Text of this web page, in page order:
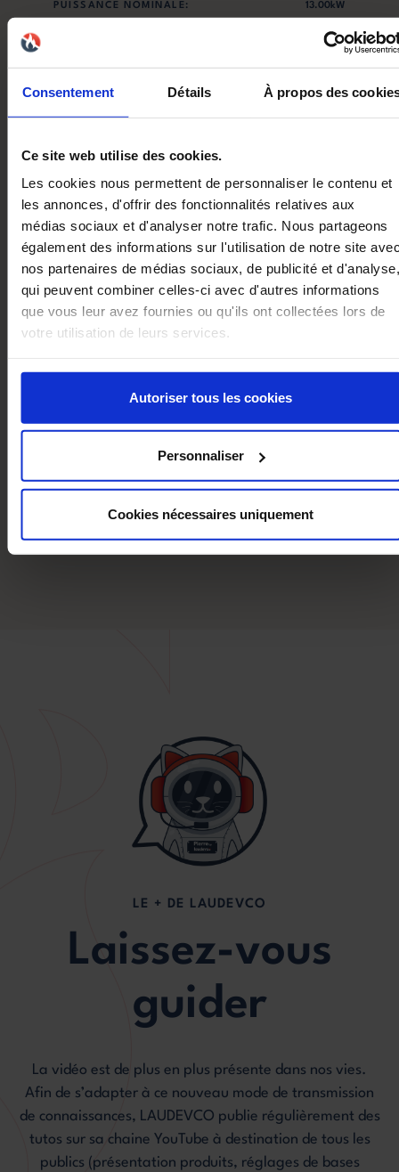
Consentement Détails À propos des
Ce site web utilise des cookies.
Les cookies nous permettent de personnaliser le contenu et
les annonces, d'offrir des fonctionnalités relatives aux
médias sociaux et d'analyser notre trafic. Nous partageons
également des informations sur l'utilisation de notre site
nos partenaires de médias sociaux, de publicité et d'analyse,
qui peuvent combiner celles-ci avec d'autres informations
que vous leur avez fournies ou qu'ils ont collectées lors de
votre utilisation de leurs services.
Autoriser tous les cookies
Personnaliser
Cookies nécessaires uniquement
PUISSANCE NOMINALE: 13.00kW
3.70kW
EFFICACITÉ ÉNERGÉTIQUE SAISONNIÈRE: 83.00%
DIMENSIONS LXPXH: 580x580x1140
POIDS: 155.00kg
TAILLE RÉSERVOIR: 23.00kg
NOX: 99.00mg/Nm³
2.00mg/Nm³
LE + DE LAUDEVCO
Laissez-vous
guider
La vidéo est de plus en plus présente dans nos vies.
Afin de s’adapter à ce nouveau mode de transmission
de connaissances, LAUDEVCO publie régulièrement des
tutos sur sa chaine YouTube à destination de tous les
publics (présentation produits, réglages de bases